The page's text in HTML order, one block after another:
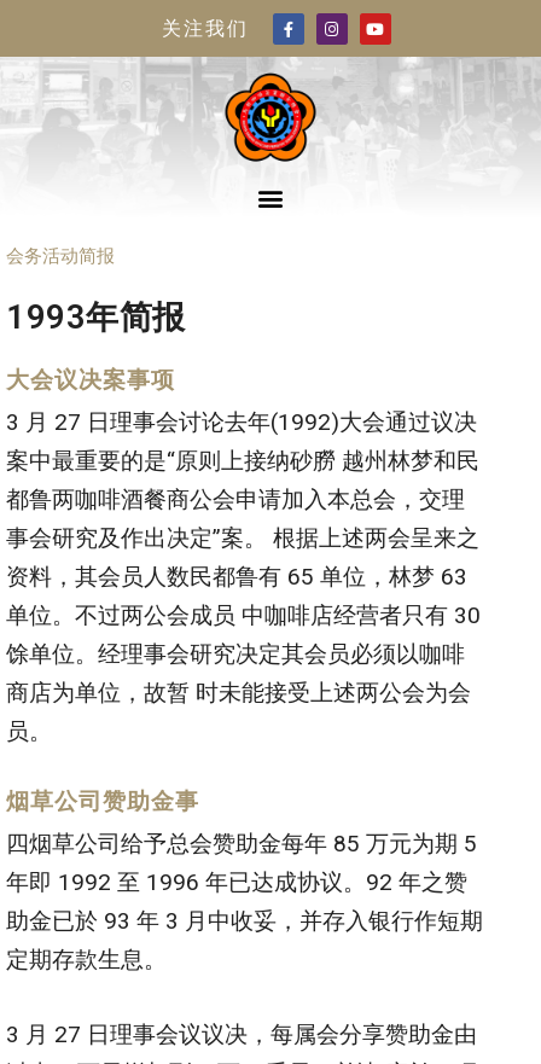
关注我们
会务活动简报
1993年简报
大会议决案事项
3 月 27 日理事会讨论去年(1992)大会通过议决
案中最重要的是“原则上接纳砂朥 越州林梦和民
都鲁两咖啡酒餐商公会申请加入本总会，交理
事会研究及作出决定”案。 根据上述两会呈来之
资料，其会员人数民都鲁有 65 单位，林梦 63
单位。不过两公会成员 中咖啡店经营者只有 30
馀单位。经理事会研究决定其会员必须以咖啡
商店为单位，故暂 时未能接受上述两公会为会
员。
烟草公司赞助金事
四烟草公司给予总会赞助金每年 85 万元为期 5
年即 1992 至 1996 年已达成协议。92 年之赞
助金已於 93 年 3 月中收妥，并存入银行作短期
定期存款生息。
3 月 27 日理事会议议决，每属会分享赞助金由